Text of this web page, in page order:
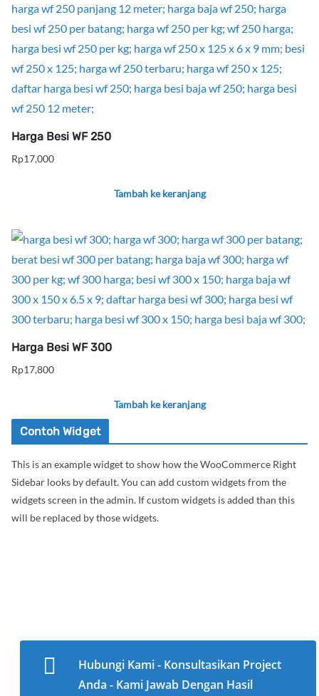
Harga Besi WF 250
Rp17,000
Tambah ke keranjang
Harga Besi WF 300
Rp17,800
Tambah ke keranjang
Contoh Widget
This is an example widget to show how the WooCommerce Right
Sidebar looks by default. You can add custom widgets from the
widgets screen in the admin. If custom widgets is added than this
will be replaced by those widgets.
Hubungi Kami - Konsultasikan Project
Anda - Kami Jawab Dengan Hasil